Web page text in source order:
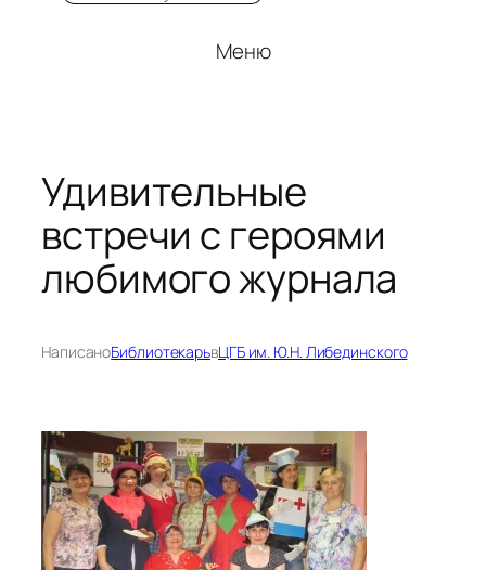
Меню
Удивительные
встречи с героями
любимого журнала
НаписаноБиблиотекарьвЦГБ им. Ю.Н. Либединского